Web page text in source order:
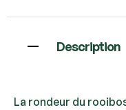
Description
La rondeur du